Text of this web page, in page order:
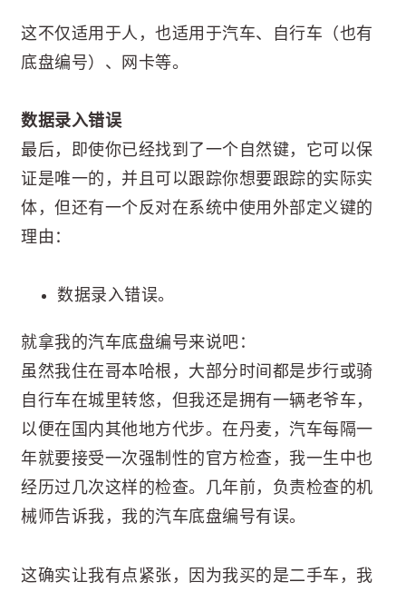
这不仅适用于人，也适用于汽车、自行车（也有
底盘编号）、网卡等。
数据录入错误
最后，即使你已经找到了一个自然键，它可以保
证是唯一的，并且可以跟踪你想要跟踪的实际实
体，但还有一个反对在系统中使用外部定义键的
理由：
数据录入错误。
就拿我的汽车底盘编号来说吧：
虽然我住在哥本哈根，大部分时间都是步行或骑
自行车在城里转悠，但我还是拥有一辆老爷车，
以便在国内其他地方代步。在丹麦，汽车每隔一
年就要接受一次强制性的官方检查，我一生中也
经历过几次这样的检查。几年前，负责检查的机
械师告诉我，我的汽车底盘编号有误。
这确实让我有点紧张，因为我买的是二手车，我